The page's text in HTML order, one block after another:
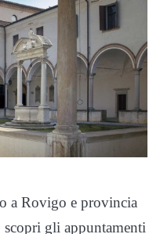
a Rovigo e provincia
gli appuntamenti